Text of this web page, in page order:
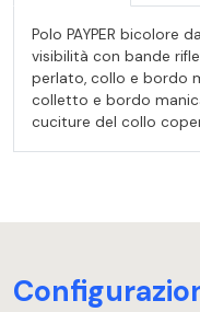
Polo PAYPER bicolore
visibilità con bande
perlato, collo e bordo
colletto e bordo
cuciture del collo